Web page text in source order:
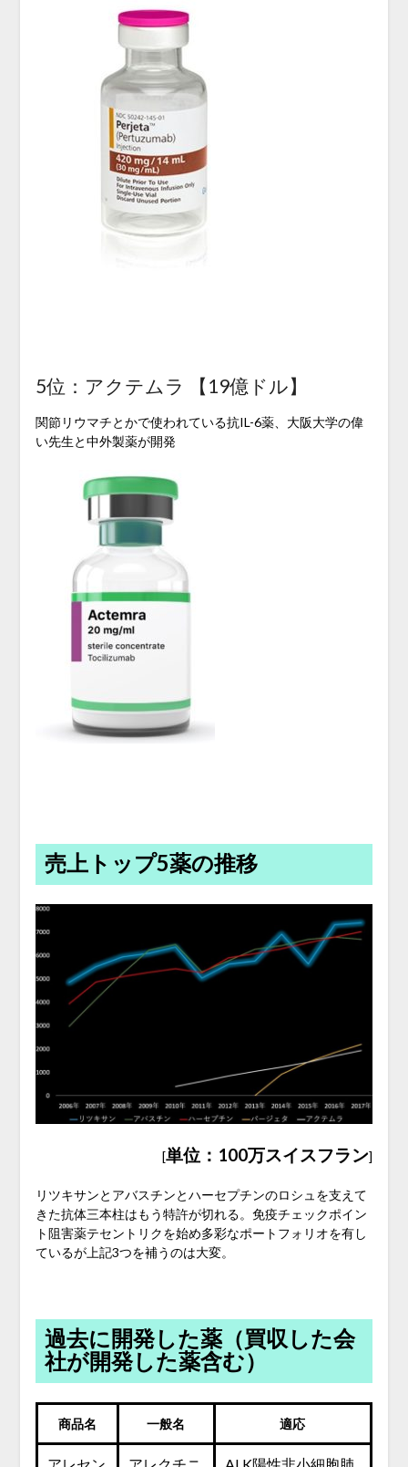
5位：アクテムラ 【19億ドル】
関節リウマチとかで使われている抗IL-6薬、大阪大学の偉
い先生と中外製薬が開発
売上トップ5薬の推移
[単位：100万スイスフラン]
リツキサンとアバスチンとハーセプチンのロシュを支えて
きた抗体三本柱はもう特許が切れる。免疫チェックポイン
ト阻害薬テセントリクを始め多彩なポートフォリオを有し
ているが上記3つを補うのは大変。
過去に開発した薬（買収した会
社が開発した薬含む）
商品名 一般名 適応